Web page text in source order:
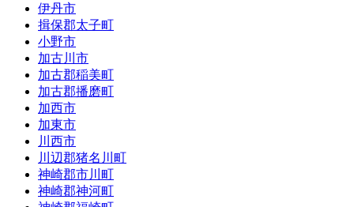
伊丹市
揖保郡太子町
小野市
加古川市
加古郡稲美町
加古郡播磨町
加西市
加東市
川西市
川辺郡猪名川町
神崎郡市川町
神崎郡神河町